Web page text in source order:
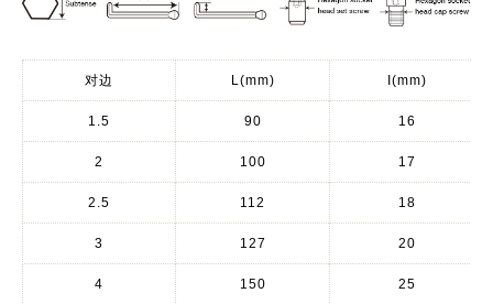
对边 L(mm) I(mm)
1.5 90 16
2 100 17
2.5 112 18
3 127 20
4 150 25